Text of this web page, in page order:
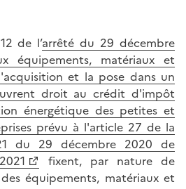
de l’arrêté du 29 décembre
équipements, matériaux et
et la pose dans un
droit au crédit d'impôt
énergétique des petites et
prévu à l'article 27 de la
du 29 décembre 2020 de
fixent, par nature de
équipements, matériaux et